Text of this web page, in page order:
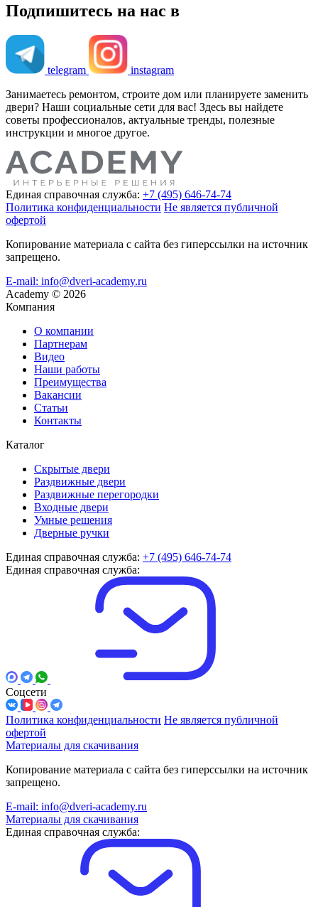
Подпишитесь на нас в
telegram
instagram
Занимаетесь ремонтом, строите дом или планируете заменить
двери? Наши социальные сети для вас! Здесь вы найдете
советы профессионалов, актуальные тренды, полезные
инструкции и многое другое.
Единая справочная служба: +7 (495) 646-74-74
Политика конфиденциальности Не является публичной
офертой
Копирование материала с сайта без гиперссылки на источник
запрещено.
E-mail: info@dveri-academy.ru
Academy © 2026
Компания
О компании
Партнерам
Видео
Наши работы
Преимущества
Вакансии
Статьи
Контакты
Каталог
Скрытые двери
Раздвижные двери
Раздвижные перегородки
Входные двери
Умные решения
Дверные ручки
Единая справочная служба: +7 (495) 646-74-74
Единая справочная служба:
Соцсети
Политика конфиденциальности Не является публичной
офертой
Материалы для скачивания
Копирование материала с сайта без гиперссылки на источник
запрещено.
E-mail: info@dveri-academy.ru
Материалы для скачивания
Единая справочная служба: